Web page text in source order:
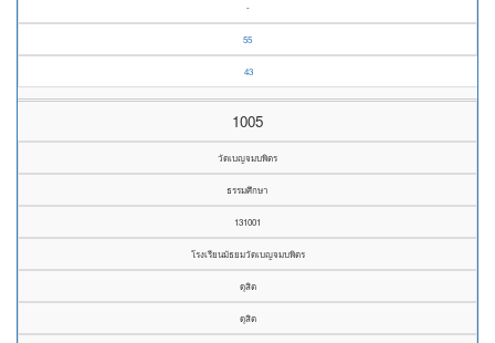
-
55
43
1005
วัดเบญจมบพิตร
ธรรมศึกษา
131001
โรงเรียนมัธยมวัดเบญจมบพิตร
ดุสิต
ดุสิต